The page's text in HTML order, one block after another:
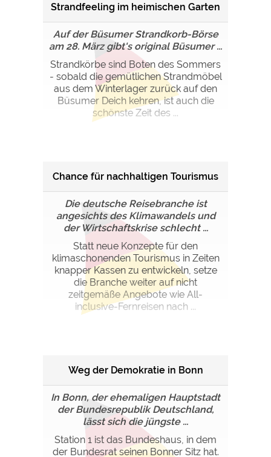
Strandfeeling im heimischen Garten
Auf der Büsumer Strandkorb-Börse
am 28. März gibt's original Büsumer ...
Strandkörbe sind Boten des Sommers
- sobald die gemütlichen Strandmöbel
aus dem Winterlager zurück auf den
Büsumer Deich kehren, ist auch die
schönste Zeit des ...
Chance für nachhaltigen Tourismus
Die deutsche Reisebranche ist
angesichts des Klimawandels und
der Wirtschaftskrise schlecht ...
Statt neue Konzepte für den
klimaschonenden Tourismus in Zeiten
knapper Kassen zu entwickeln, setze
die Branche weiter auf nicht
zeitgemäße Angebote wie All-
inclusive-Fernreisen nach ...
Weg der Demokratie in Bonn
In Bonn, der ehemaligen Hauptstadt
der Bundesrepublik Deutschland,
lässt sich die jüngste ...
Station 1 ist das Bundeshaus, in dem
der Bundesrat seinen Bonner Sitz hat.